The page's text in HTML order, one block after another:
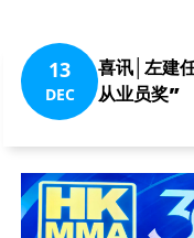
13
DEC
喜讯│左建
从业员奖”